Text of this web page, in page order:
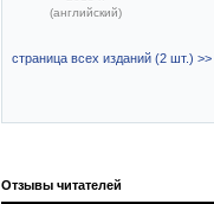
(английский)
страница всех изданий (2 шт.) >>
Отзывы читателей